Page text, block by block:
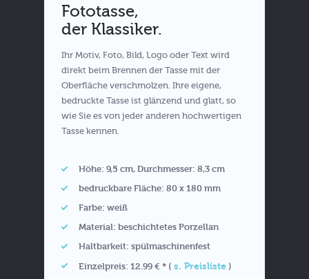
Fototasse,
der Klassiker.
Ihr Motiv, Foto, Bild, Logo oder Text wird
direkt beim Brennen der Tasse mit der
Oberfläche verschmolzen. Ihre eigene,
bedruckte Tasse ist glänzend und glatt, so
wie Sie es von jeder anderen hochwertigen
Tasse kennen.
Höhe: 9,5 cm, Durchmesser: 8,3 cm
bedruckbare Fläche: 80 x 180 mm
Farbe: weiß
Material: beschichtetes Porzellan
Haltbarkeit: spülmaschinenfest
Einzelpreis: 12.99 € * ( s. Preisliste )